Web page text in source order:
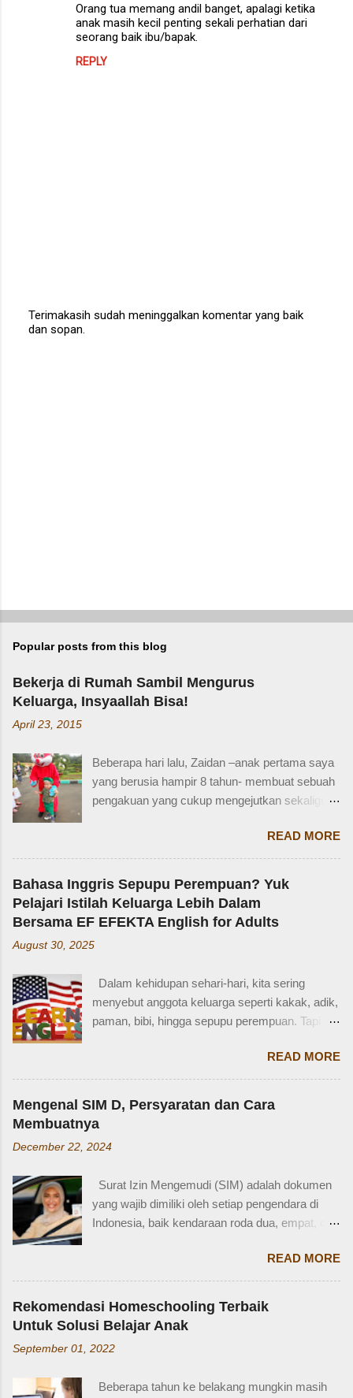
Orang tua memang andil banget, apalagi ketika
anak masih kecil penting sekali perhatian dari
seorang baik ibu/bapak.
REPLY
P
Terimakasih sudah meninggalkan komentar yang baik
dan sopan.
Popular posts from this blog
Bekerja di Rumah Sambil Mengurus
Keluarga, Insyaallah Bisa!
April 23, 2015
Beberapa hari lalu, Zaidan –anak pertama saya
yang berusia hampir 8 tahun- membuat sebuah
pengakuan yang cukup mengejutkan sekaligus
Zaidan: “Mi, waktu kakak kecil, kakak pernah
ditinggal beli sayur sama mba. Waktu itu
kakaknya lagi tidur. Terus kakak nangis. Sama
tetangga, kakak diajak main dan dipinjami
mainan.” Saya langsung memberondong Zaidan
dengan berbagai pertanyaan. Mbak yang
mana? Tetangga yang mana? Kejadiannya
tidak ingat detailnya. Ayau, mungkin juga dia
terkejut juga dengan reaksi saya. Bagaimana
tidak terkejut. Saya taksir usia Zaidan sekitar
Zaidan duduk di bangku TK, saya sudah tidak
bekerja di luar rumah. Meniggalkan anak usia
segitu, sendiri di rumah, tentu saja saya terkejut.
Memang beli sayur tak lama, 5 atau 10 menit
mungkin selesai kalau tidak antri. Tapi,
orang yang punya kese...
READ MORE
Bahasa Inggris Sepupu Perempuan? Yuk
Pelajari Istilah Keluarga Lebih Dalam
Bersama EF EFEKTA English for Adults
August 30, 2025
Dalam kehidupan sehari-hari, kita sering
menyebut anggota keluarga seperti kakak, adik,
paman, bibi, hingga sepupu perempuan. Tapi
bahasa Inggris? Salah satu contoh yang
menarik adalah bahasa Inggris sepupu
perempuan . Banyak orang mungkin tahu kata
"cousin", tapi tahukah kamu bahwa sepupu
female cousin? Memahami kosakata keluarga
percakapan santai, tetapi juga saat menulis,
traveling, bahkan dalam lingkungan kerja
internasional. Mengenal istilah keluarga akan
memperkenalkan diri atau menceritakan silsilah
keluarga. Contohnya, dalam bahasa Inggris:
Ayah = Father Ibu = Mother Kakak laki-laki =
Older brother Adik perempuan = Younger sister
Paman = Uncle Bibi = Aunt Sepupu perempuan
Seringkali, kita hanya menggunakan "cousin"
READ MORE
Mengenal SIM D, Persyaratan dan Cara
Membuatnya
December 22, 2024
Surat Izin Mengemudi (SIM) adalah dokumen
yang wajib dimiliki oleh setiap pengendara di
Indonesia, baik kendaraan roda dua, empat, dan
salah satunya adalah SIM D. Karena tidak
terlalu populer, banyak yang bertanya SIM D
untuk pengendara apa ya? Mengenal SIM D,
Persayaratan dan Cara Membuatnya
Berdasarkan webstite resmi humas.polri.go.id,
SIM D khusus dibuat untuk pengendara dengan
Disabiltas juga adalah manusia biasa yang
READ MORE
Rekomendasi Homeschooling Terbaik
Untuk Solusi Belajar Anak
September 01, 2022
Beberapa tahun ke belakang mungkin masih